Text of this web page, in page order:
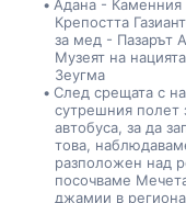
Адана -
Крепостта
за мед - Пазарът
Музеят на
Зеугма
След срещата с
сутрешния полет
автобуса, за да
това,
разположен над
посочваме
джамии в